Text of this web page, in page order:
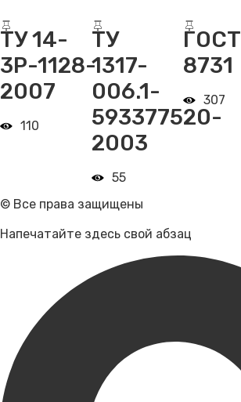
ТУ 14-
3Р-1128-
2007
110
ТУ
1317-
006.1-
593377520-
2003
55
ГОСТ
8731
307
© Все права защищены
Напечатайте здесь свой абзац